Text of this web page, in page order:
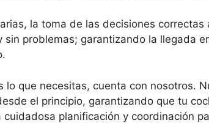
la toma de las decisiones
problemas; garantizando la llegada
lo que necesitas, cuenta con nosotros.
el principio, garantizando que tu
planificación y coordinación